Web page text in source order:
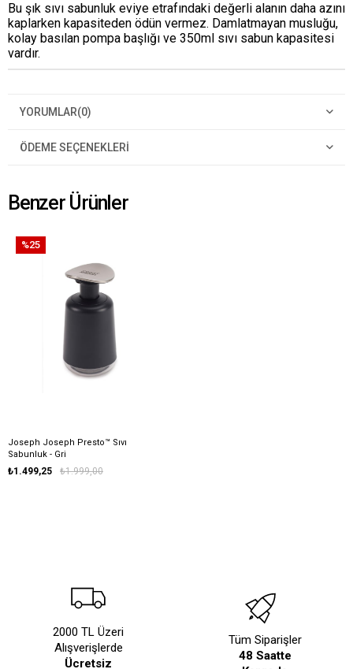
Bu şık sıvı sabunluk eviye etrafındaki değerli alanın daha azını
kaplarken kapasiteden ödün vermez. Damlatmayan musluğu,
kolay basılan pompa başlığı ve 350ml sıvı sabun kapasitesi
vardır.
YORUMLAR(0)
ÖDEME SEÇENEKLERI
Benzer Ürünler
Joseph Joseph Presto™ Sıvı
Sabunluk - Gri
₺1.499,25 ₺1.999,00
%25
2000 TL Üzeri
Alışverişlerde
Ücretsiz
Tüm Siparişler
48 Saatte